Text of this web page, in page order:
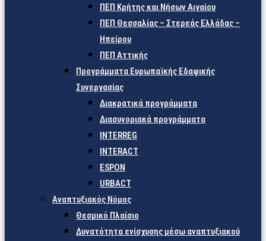
ΠΕΠ Κρήτης και Νήσων Αιγαίου
ΠΕΠ Θεσσαλίας – Στερεάς Ελλάδας –
Ηπείρου
ΠΕΠ Αττικής
Προγράμματα Ευρωπαϊκής Εδαφικής
Συνεργασίας
Διακρατικά προγράμματα
Διασυνοριακά προγράμματα
INTERREG
INTERACT
ESPON
URBACT
Αναπτυξιακός Νόμος
Θεσμικό Πλαίσιο
Δυνατότητα ενίσχυσης μέσω αναπτυξιακού